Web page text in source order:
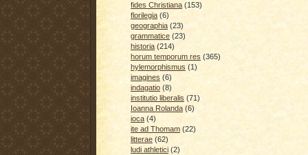
fides Christiana (153)
florilegia (6)
geographia (23)
grammatice (23)
historia (214)
horum temporum res (365)
hylemorphismus (1)
imagines (6)
indagatio (8)
institutio liberalis (71)
Ioanna Rolanda (6)
ioca (4)
ite ad Thomam (22)
litterae (62)
ludi athletici (2)